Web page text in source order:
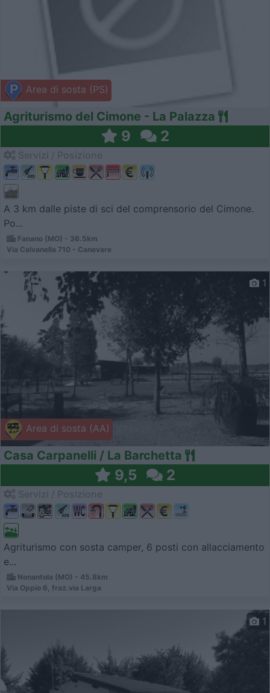
Area di sosta (PS)
Agriturismo del Cimone - La Palazza
9 2
A 3 km dalle piste di sci del comprensorio del Cimone.
Po...
Fanano (MO) - 36.5km
Via Calvanella 710 - Canevare
Area di sosta (AA)
1
Casa Carpanelli / La Barchetta
9,5 2
Agriturismo con sosta camper, 6 posti con allacciamento
e...
Nonantola (MO) - 45.8km
Via Oppio 6, fraz.via Larga
1